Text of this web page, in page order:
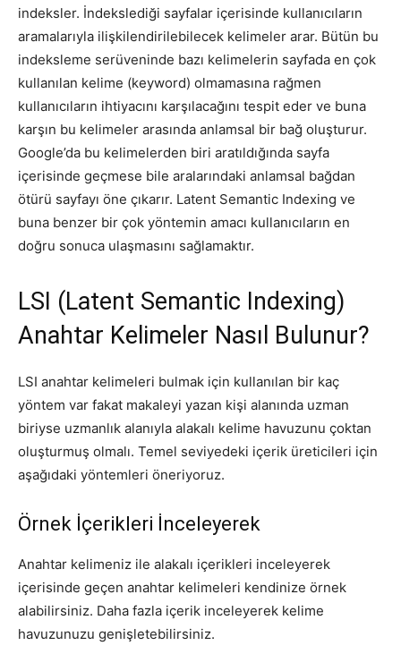
indeksler. İndekslediği sayfalar içerisinde kullanıcıların
aramalarıyla ilişkilendirilebilecek kelimeler arar. Bütün bu
indeksleme serüveninde bazı kelimelerin sayfada en çok
kullanılan kelime (keyword) olmamasına rağmen
kullanıcıların ihtiyacını karşılacağını tespit eder ve buna
karşın bu kelimeler arasında anlamsal bir bağ oluşturur.
Google’da bu kelimelerden biri aratıldığında sayfa
içerisinde geçmese bile aralarındaki anlamsal bağdan
ötürü sayfayı öne çıkarır. Latent Semantic Indexing ve
buna benzer bir çok yöntemin amacı kullanıcıların en
doğru sonuca ulaşmasını sağlamaktır.
LSI (Latent Semantic Indexing)
Anahtar Kelimeler Nasıl Bulunur?
LSI anahtar kelimeleri bulmak için kullanılan bir kaç
yöntem var fakat makaleyi yazan kişi alanında uzman
biriyse uzmanlık alanıyla alakalı kelime havuzunu çoktan
oluşturmuş olmalı. Temel seviyedeki içerik üreticileri için
aşağıdaki yöntemleri öneriyoruz.
Örnek İçerikleri İnceleyerek
Anahtar kelimeniz ile alakalı içerikleri inceleyerek
içerisinde geçen anahtar kelimeleri kendinize örnek
alabilirsiniz. Daha fazla içerik inceleyerek kelime
havuzunuzu genişletebilirsiniz.